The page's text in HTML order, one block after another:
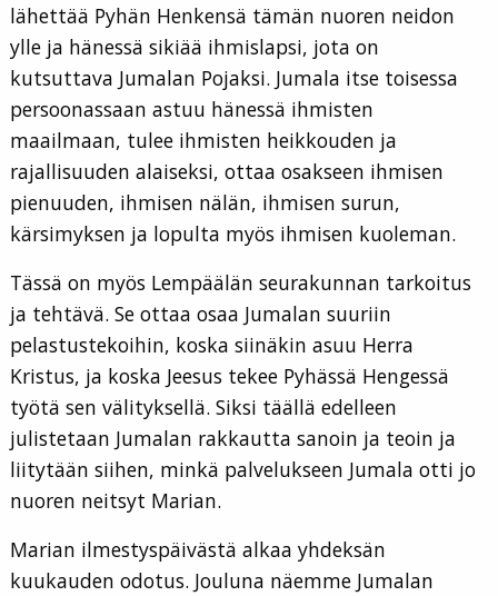
lähettää Pyhän Henkensä tämän nuoren neidon
ylle ja hänessä sikiää ihmislapsi, jota on
kutsuttava Jumalan Pojaksi. Jumala itse toisessa
persoonassaan astuu hänessä ihmisten
maailmaan, tulee ihmisten heikkouden ja
rajallisuuden alaiseksi, ottaa osakseen ihmisen
pienuuden, ihmisen nälän, ihmisen surun,
kärsimyksen ja lopulta myös ihmisen kuoleman.
Tässä on myös Lempäälän seurakunnan tarkoitus
ja tehtävä. Se ottaa osaa Jumalan suuriin
pelastustekoihin, koska siinäkin asuu Herra
Kristus, ja koska Jeesus tekee Pyhässä Hengessä
työtä sen välityksellä. Siksi täällä edelleen
julistetaan Jumalan rakkautta sanoin ja teoin ja
liitytään siihen, minkä palvelukseen Jumala otti jo
nuoren neitsyt Marian.
Marian ilmestyspäivästä alkaa yhdeksän
kuukauden odotus. Jouluna näemme Jumalan